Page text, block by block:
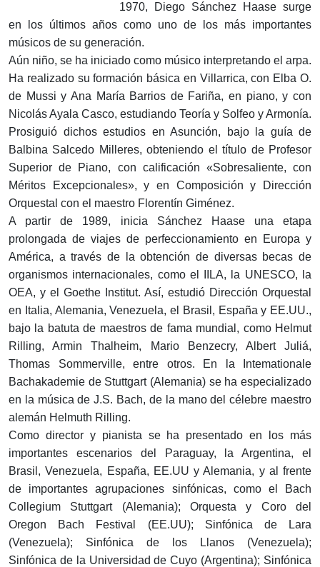
1970, Diego Sánchez Haase surge
en los últimos años como uno de los más importantes
músicos de su generación.
Aún niño, se ha iniciado como músico interpretando el arpa.
Ha realizado su formación básica en Villarrica, con Elba O.
de Mussi y Ana María Barrios de Fariña, en piano, y con
Nicolás Ayala Casco, estudiando Teoría y Solfeo y Armonía.
Prosiguió dichos estudios en Asunción, bajo la guía de
Balbina Salcedo Milleres, obteniendo el título de Profesor
Superior de Piano, con calificación «Sobresaliente, con
Méritos Excepcionales», y en Composición y Dirección
Orquestal con el maestro Florentín Giménez.
A partir de 1989, inicia Sánchez Haase una etapa
prolongada de viajes de perfeccionamiento en Europa y
América, a través de la obtención de diversas becas de
organismos internacionales, como el IILA, la UNESCO, la
OEA, y el Goethe Institut. Así, estudió Dirección Orquestal
en Italia, Alemania, Venezuela, el Brasil, España y EE.UU.,
bajo la batuta de maestros de fama mundial, como Helmut
Rilling, Armin Thalheim, Mario Benzecry, Albert Juliá,
Thomas Sommerville, entre otros. En la Intemationale
Bachakademie de Stuttgart (Alemania) se ha especializado
en la música de J.S. Bach, de la mano del célebre maestro
alemán Helmuth Rilling.
Como director y pianista se ha presentado en los más
importantes escenarios del Paraguay, la Argentina, el
Brasil, Venezuela, España, EE.UU y Alemania, y al frente
de importantes agrupaciones sinfónicas, como el Bach
Collegium Stuttgart (Alemania); Orquesta y Coro del
Oregon Bach Festival (EE.UU); Sinfónica de Lara
(Venezuela); Sinfónica de los Llanos (Venezuela);
Sinfónica de la Universidad de Cuyo (Argentina); Sinfónica